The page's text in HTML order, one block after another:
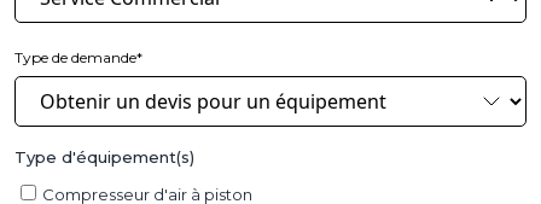
Type de demande*